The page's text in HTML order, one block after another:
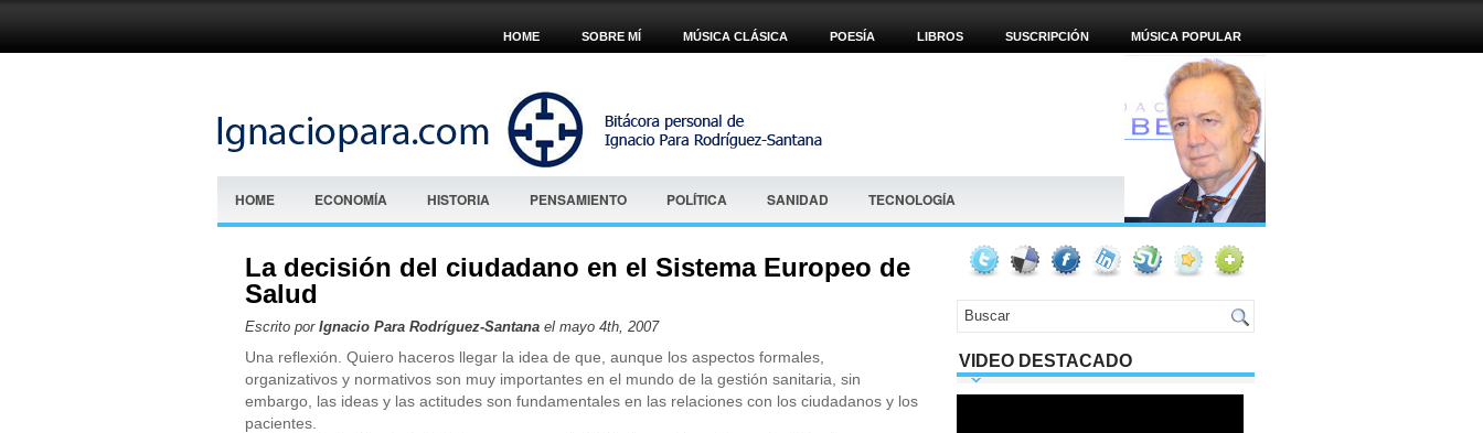
HOME SOBRE MÍ MÚSICA CLÁSICA POESÍA LIBROS SUSCRIPCIÓN MÚSICA POPULAR
HOME ECONOMÍA HISTORIA PENSAMIENTO POLÍTICA SANIDAD TECNOLOGÍA
La decisión del ciudadano en el Sistema Europeo de
Salud
Escrito por Ignacio Para Rodríguez-Santana el mayo 4th, 2007
Una reflexión. Quiero haceros llegar la idea de que, aunque los aspectos formales,
organizativos y normativos son muy importantes en el mundo de la gestión sanitaria, sin
embargo, las ideas y las actitudes son fundamentales en las relaciones con los ciudadanos y los
pacientes.
VIDEO DESTACADO